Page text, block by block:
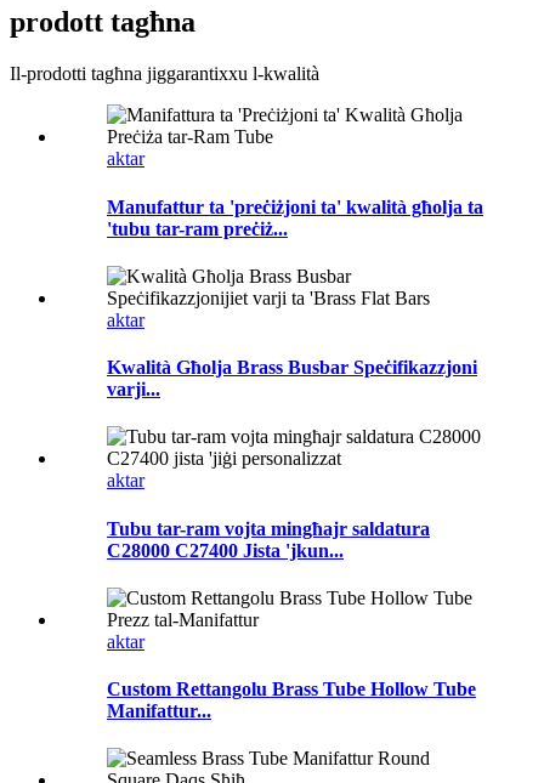
prodott tagħna
Il-prodotti tagħna jiggarantixxu l-kwalità
aktar
Manufattur ta 'preċiżjoni ta' kwalità għolja ta
'tubu tar-ram preċiż...
aktar
Kwalità Għolja Brass Busbar Speċifikazzjoni
varji...
aktar
Tubu tar-ram vojta mingħajr saldatura
C28000 C27400 Jista 'jkun...
aktar
Custom Rettangolu Brass Tube Hollow Tube
Manifattur...